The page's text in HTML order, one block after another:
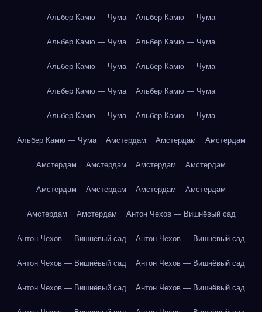
Альбер Камю — Чума Альбер Камю — Чума
Альбер Камю — Чума Альбер Камю — Чума
Альбер Камю — Чума Альбер Камю — Чума
Альбер Камю — Чума Альбер Камю — Чума
Альбер Камю — Чума Альбер Камю — Чума
Альбер Камю — Чума Амстердам Амстердам Амстердам
Амстердам Амстердам Амстердам Амстердам
Амстердам Амстердам Амстердам Амстердам
Амстердам Амстердам Антон Чехов — Вишнёвый сад
Антон Чехов — Вишнёвый сад Антон Чехов — Вишнёвый сад
Антон Чехов — Вишнёвый сад Антон Чехов — Вишнёвый сад
Антон Чехов — Вишнёвый сад Антон Чехов — Вишнёвый сад